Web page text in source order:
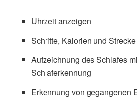
Uhrzeit anzeigen
Schritte, Kalorien und
Aufzeichnung des Schlafes
Schlaferkennung
Erkennung von gegangenen